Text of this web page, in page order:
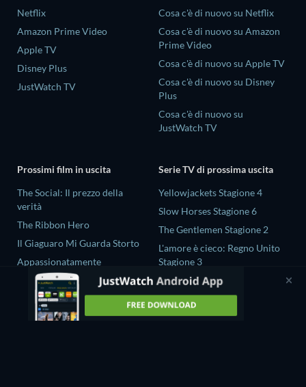
Netflix
Amazon Prime Video
Apple TV
Disney Plus
JustWatch TV
Cosa c'è di nuovo su Netflix
Cosa c'è di nuovo su Amazon
Prime Video
Cosa c'è di nuovo su Apple TV
Cosa c'è di nuovo su Disney
Plus
Cosa c'è di nuovo su
JustWatch TV
Prossimi film in uscita
The Social: Il prezzo della
verità
The Ribbon Hero
Il Giaguaro Mi Guarda Storto
Appassionatamente
Rory Scovel: Show Must Go
Serie TV di prossima uscita
Yellowjackets Stagione 4
Slow Horses Stagione 6
The Gentlemen Stagione 2
L'amore è cieco: Regno Unito
Stagione 3
Gold Spoon Stagione 2